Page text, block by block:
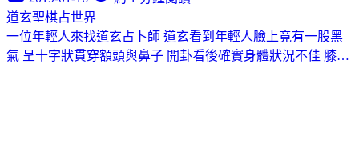
道玄聖棋占世界
一位年輕人來找道玄占卜師 道玄看到年輕人臉上竟有一股黑
氣 呈十字狀貫穿額頭與鼻子 開卦看後確實身體狀況不佳 膝…